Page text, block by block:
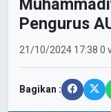
Pengurus
21/10/202417:380
Bagikan :